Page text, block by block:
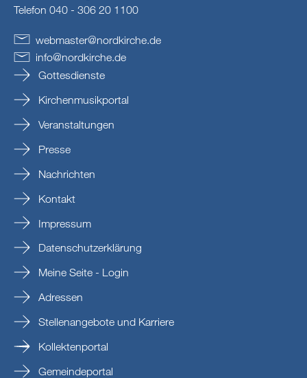
Telefon 040 - 306 20 1100
webmaster@nordkirche de
info@nordkirche.de
Gottesdienste
Kirchenmusikportal
Veranstaltungen
Presse
Nachrichten
Kontakt
Impressum
Datenschutzerklärung
Meine Seite - Login
Adressen
Stellenangebote und Karriere
Kollektenportal
Gemeindeportal